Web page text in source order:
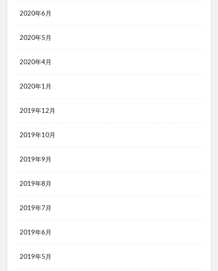
2020年6月
2020年5月
2020年4月
2020年1月
2019年12月
2019年10月
2019年9月
2019年8月
2019年7月
2019年6月
2019年5月